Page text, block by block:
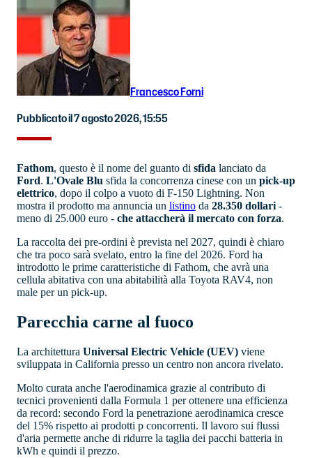
Francesco Forni
Pubblicato il 7 agosto 2026, 15:55
Fathom, questo è il nome del guanto di sfida lanciato da
Ford. L'Ovale Blu sfida la concorrenza cinese con un pick-up
elettrico, dopo il colpo a vuoto di F-150 Lightning. Non
mostra il prodotto ma annuncia un listino da 28.350 dollari -
meno di 25.000 euro - che attaccherà il mercato con forza.
La raccolta dei pre-ordini è prevista nel 2027, quindi è chiaro
che tra poco sarà svelato, entro la fine del 2026. Ford ha
introdotto le prime caratteristiche di Fathom, che avrà una
cellula abitativa con una abitabilità alla Toyota RAV4, non
male per un pick-up.
Parecchia carne al fuoco
La architettura Universal Electric Vehicle (UEV) viene
sviluppata in California presso un centro non ancora rivelato.
Molto curata anche l'aerodinamica grazie al contributo di
tecnici provenienti dalla Formula 1 per ottenere una efficienza
da record: secondo Ford la penetrazione aerodinamica cresce
del 15% rispetto ai prodotti p concorrenti. Il lavoro sui flussi
d'aria permette anche di ridurre la taglia dei pacchi batteria in
kWh e quindi il prezzo.